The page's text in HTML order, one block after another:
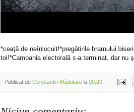
*ceaţă de neînlocuit!*pregătirile hramului
toi!*Campania electorală s-a terminat, dar nu
Publicat de Constantin Mădularu la 09:20